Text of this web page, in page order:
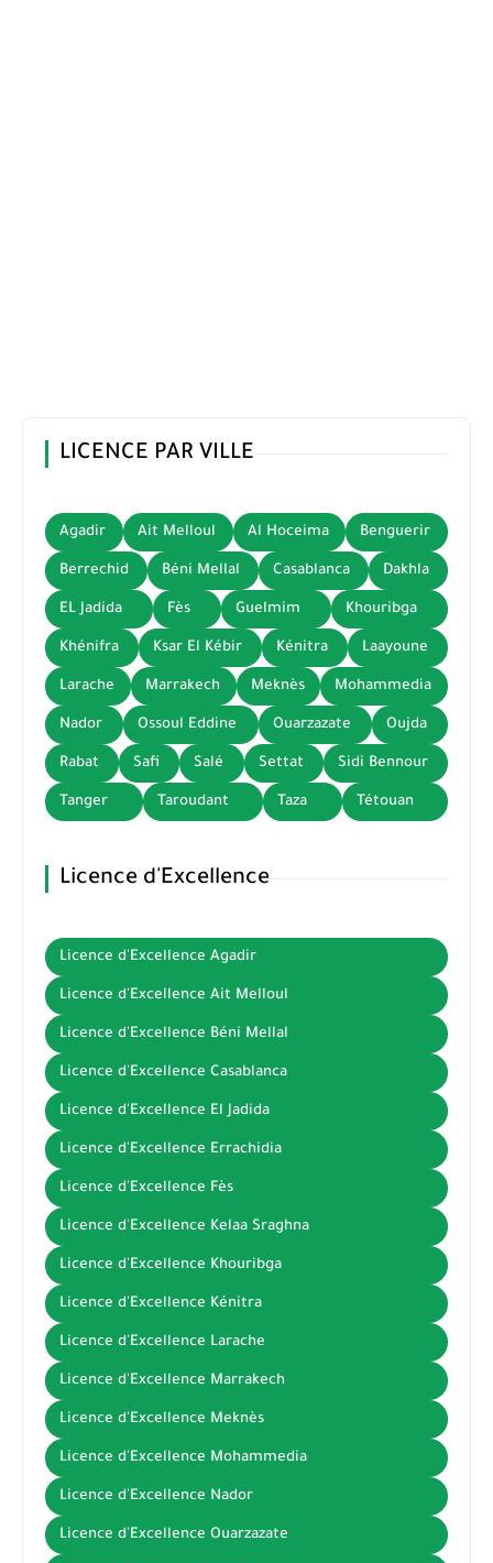
LICENCE PAR VILLE
Agadir Ait Melloul Al Hoceima Benguerir
Berrechid Béni Mellal Casablanca Dakhla
EL Jadida Fès Guelmim Khouribga
Khénifra Ksar El Kébir Kénitra Laayoune
Larache Marrakech Meknès Mohammedia
Nador Ossoul Eddine Ouarzazate Oujda
Rabat Safi Salé Settat Sidi Bennour
Tanger Taroudant Taza Tétouan
Licence d'Excellence
Licence d'Excellence Agadir
Licence d'Excellence Ait Melloul
Licence d'Excellence Béni Mellal
Licence d'Excellence Casablanca
Licence d'Excellence El Jadida
Licence d'Excellence Errachidia
Licence d'Excellence Fès
Licence d'Excellence Kelaa Sraghna
Licence d'Excellence Khouribga
Licence d'Excellence Kénitra
Licence d'Excellence Larache
Licence d'Excellence Marrakech
Licence d'Excellence Meknès
Licence d'Excellence Mohammedia
Licence d'Excellence Nador
Licence d'Excellence Ouarzazate